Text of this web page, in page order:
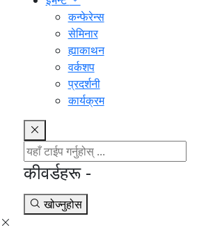
कन्फेरेन्स
सेमिनार
ह्याकाथन
वर्कशप
प्रदर्शनी
कार्यक्रम
कीवर्डहरू -
खोज्नुहोस